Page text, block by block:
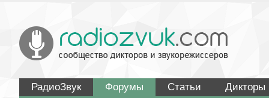
РадиоЗвук Форумы Статьи Дикторы